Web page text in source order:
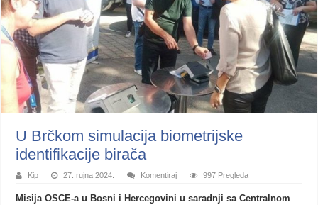
U Brčkom simulacija biometrijske
identifikacije birača
Kip 27. rujna 2024. Komentiraj 997 Pregleda
Misija OSCE-a u Bosni i Hercegovini u saradnji sa Centralnom